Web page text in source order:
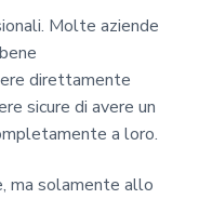
Molte aziende
direttamente
sicure di avere un
a loro.
ma solamente allo